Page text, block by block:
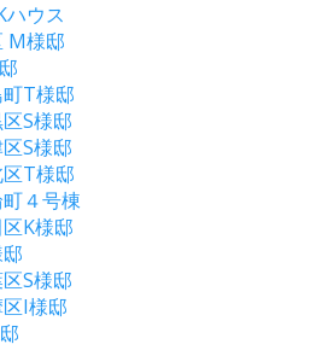
ハウス
M様邸
町T様邸
S様邸
S様邸
区T様邸
町４号棟
K様邸
S様邸
区I様邸